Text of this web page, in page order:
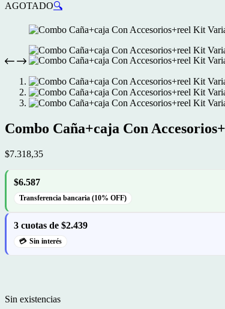
AGOTADO🔍
Combo Caña+caja Con
$7.318,35
$6.587
Transferencia bancaria (10% OFF)
3 cuotas de $2.439
Sin interés
Sin existencias